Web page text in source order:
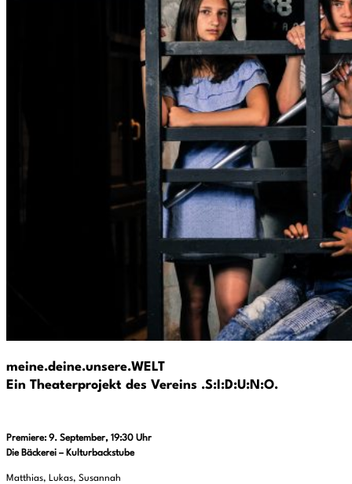
meine.deine.unsere.WELT
Ein Theaterprojekt des Vereins .S:I:D:U:N:O.
Premiere: 9. September, 19:30 Uhr
Die Bäckerei – Kulturbackstube
Matthias, Lukas, Susannah